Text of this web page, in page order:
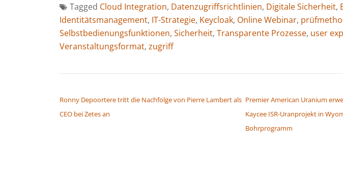
Tagged Cloud Integration, Datenzugriffsrichtlinien, Digitale Sicherheit,
Identitätsmanagement, IT-Strategie, Keycloak, Online Webinar,
Selbstbedienungsfunktionen, Sicherheit, Transparente Prozesse, user
Veranstaltungsformat, zugriff
Ronny Depoortere tritt die Nachfolge von Pierre Lambert als
CEO bei Zetes an
Premier American Uranium
Kaycee ISR-Uranprojekt in
Bohrprogramm